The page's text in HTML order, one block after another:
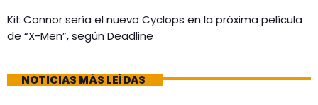
Kit Connor sería el nuevo Cyclops en la próxima película
de “X-Men”, según Deadline
NOTICIAS MÁS LEÍDAS